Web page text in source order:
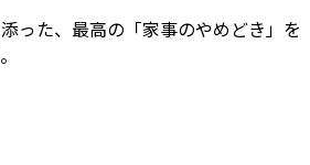
った、最高の「家事のやめどき」を